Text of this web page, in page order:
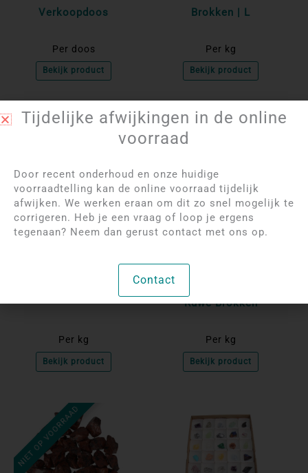
Verkoopdoos
Per doos
Bekijk product
Brokken | L
Per kg
Bekijk product
NIET OP VOORRAAD
Per kg
Bekijk product
NIET OP VOORRAAD
Regenboog Maansteen
Ruwe Brokken
Per kg
Bekijk product
NIET OP VOORRAAD
Tijdelijke afwijkingen in de online
voorraad
Door recent onderhoud en onze huidige
voorraadtelling kan de online voorraad tijdelijk
afwijken. We werken eraan om dit zo snel mogelijk te
corrigeren. Heb je een vraag of loop je ergens
tegenaan? Neem dan gerust contact met ons op.
Contact